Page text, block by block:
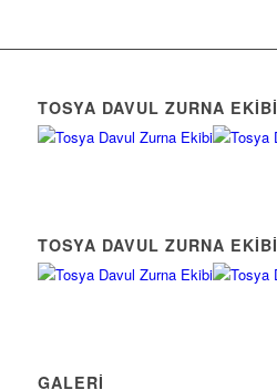
TOSYA DAVUL ZURNA EKIBI
TOSYA DAVUL ZURNA EKIBI
GALERI